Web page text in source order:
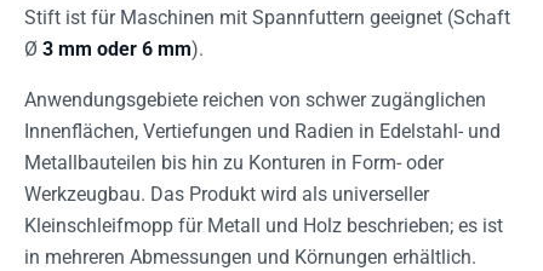
Stift ist für Maschinen mit Spannfuttern geeignet (Schaft
Ø 3 mm oder 6 mm).
Anwendungsgebiete reichen von schwer zugänglichen
Innenflächen, Vertiefungen und Radien in Edelstahl- und
Metallbauteilen bis hin zu Konturen in Form- oder
Werkzeugbau. Das Produkt wird als universeller
Kleinschleifmopp für Metall und Holz beschrieben; es ist
in mehreren Abmessungen und Körnungen erhältlich.